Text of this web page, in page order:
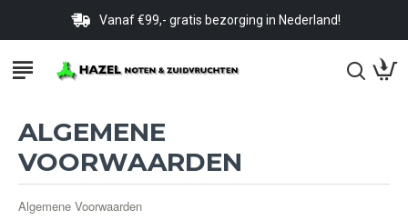
Vanaf €99,- gratis bezorging in Nederland!
ALGEMENE
VOORWAARDEN
Algemene Voorwaarden